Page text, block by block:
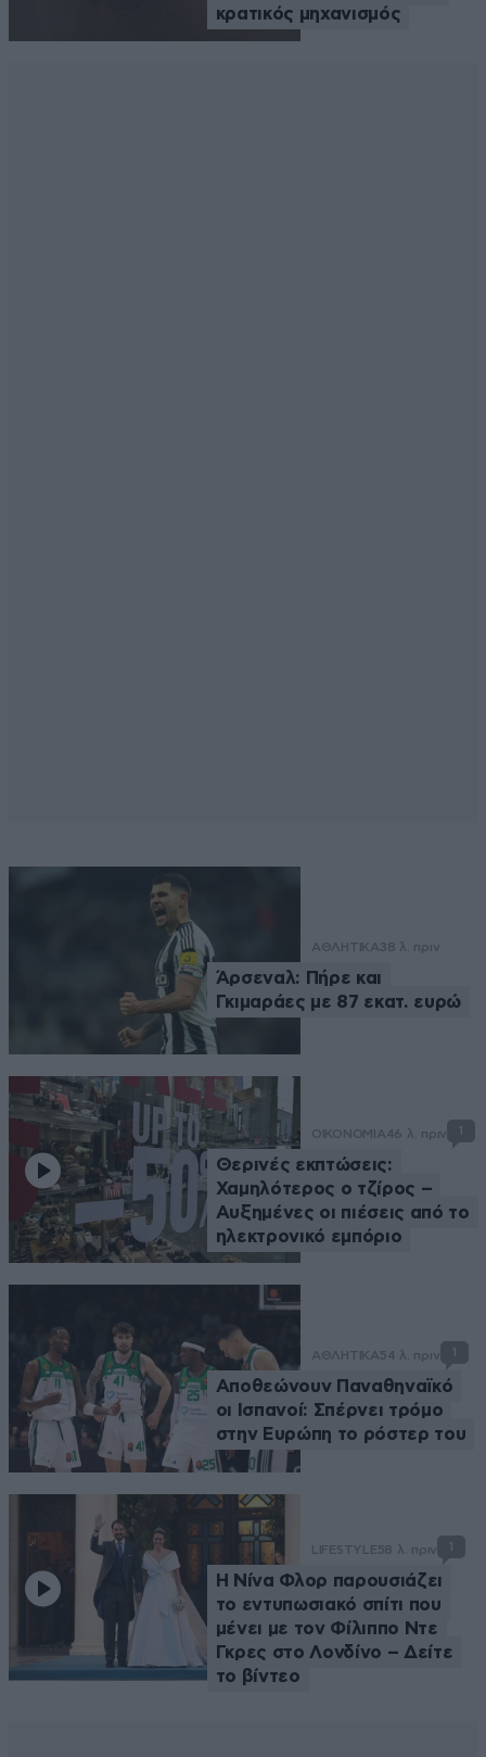
κρατικός μηχανισμός
ΑΘΛΗΤΙΚΑ38 λ. πριν
Άρσεναλ: Πήρε και
Γκιμαράες με 87 εκατ. ευρώ
ΟΙΚΟΝΟΜΙΑ46 λ. πριν
Θερινές εκπτώσεις:
Χαμηλότερος ο τζίρος –
Αυξημένες οι πιέσεις από το
ηλεκτρονικό εμπόριο
ΑΘΛΗΤΙΚΑ54 λ. πριν 1
Αποθεώνουν Παναθηναϊκό
οι Ισπανοί: Σπέρνει τρόμο
στην Ευρώπη το ρόστερ του
LIFESTYLE58 λ. πριν 1
Η Νίνα Φλορ παρουσιάζει
το εντυπωσιακό σπίτι που
μένει με τον Φίλιππο Ντε
Γκρες στο Λονδίνο – Δείτε
το βίντεο